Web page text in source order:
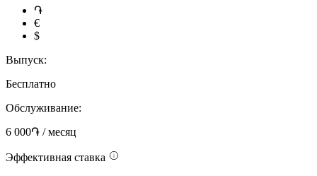
֏
€
$
Выпуск:
Бесплатно
Обслуживание:
6 000֏ / месяц
Эффективная ставка